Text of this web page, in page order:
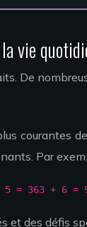
vie
De
Par
= 363 + 6 =
et des défis